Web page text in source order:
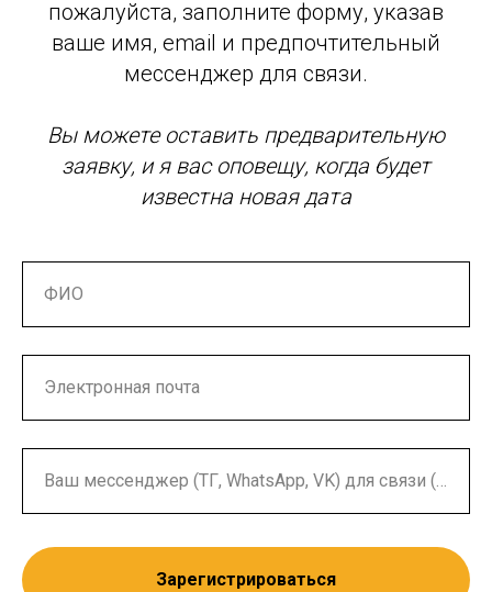
пожалуйста, заполните форму, указав
ваше имя, email и предпочтительный
мессенджер для связи.
Вы можете оставить предварительную
заявку, и я вас оповещу, когда будет
известна новая дата
ФИО
Электронная почта
Ваш мессенджер (ТГ, WhatsApp, VK) для связи (email’ы часто попадают в спам)
Зарегистрироваться